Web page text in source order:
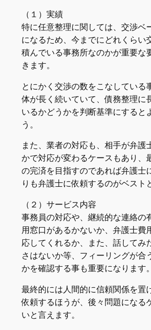
（１）実績
特に任意整理に関しては、交渉ベ
になるため、今までにどれくらい
積んでいる事務所なのかが重要な
きます。
とにかく交渉の数をこなしている
体が長く続いていて、債務整理に
いるかどうかを判断基準にすると
う。
また、業者の対応も、相手が弁護
かで対応が変わるケースもあり、
の完済を目指すのであれば弁護士
りも弁護士に依頼するのがベスト
（２）サービス内容
事務員の対応や、継続的な連絡の
用窓口があるかないか、弁護士費
応してくれるか、また、話してみ
さはないか等、フィーリングが合
かを確認する事も重要になります。
最終的には人間的に信頼関係を置
依頼するほうが、後々問題になる
いと言えます。